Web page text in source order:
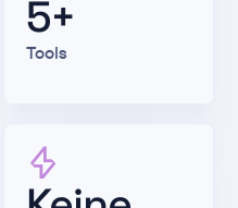
5+
Tools